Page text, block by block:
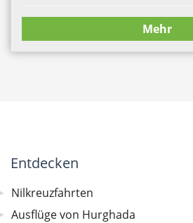
Mehr
Entdecken
Nilkreuzfahrten
Ausflüge von Hurghada